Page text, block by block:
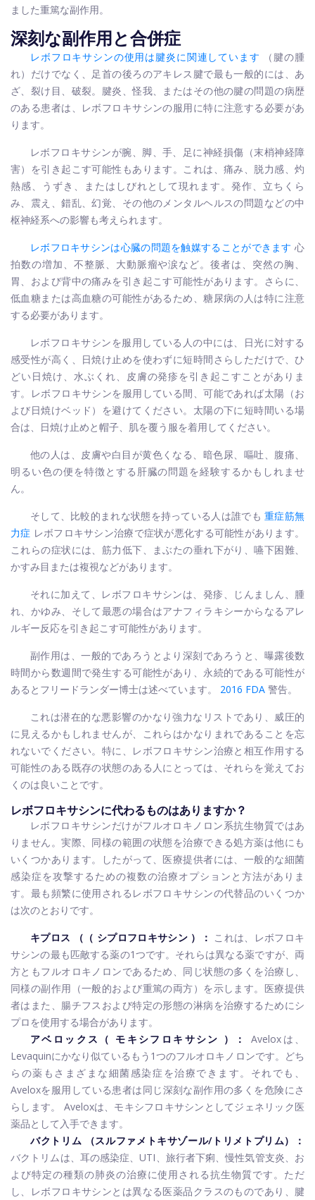
ました重篤な副作用。
深刻な副作用と合併症
レボフロキサシンの使用は腱炎に関連しています
（腱の腫
れ）だけでなく、足首の後ろのアキレス腱で最も一般的には、あ
ざ、裂け目、破裂。腱炎、怪我、またはその他の腱の問題の病歴
のある患者は、レボフロキサシンの服用に特に注意する必要があ
ります。
レボフロキサシンが腕、脚、手、足に神経損傷（末梢神経障
害）を引き起こす可能性もあります。これは、痛み、脱力感、灼
熱感、うずき、またはしびれとして現れます。発作、立ちくら
み、震え、錯乱、幻覚、その他のメンタルヘルスの問題などの中
枢神経系への影響も考えられます。
レボフロキサシンは心臓の問題を触媒することができます 心
拍数の増加、不整脈、大動脈瘤や涙など。後者は、突然の胸、
胃、および背中の痛みを引き起こす可能性があります。さらに、
低血糖または高血糖の可能性があるため、糖尿病の人は特に注意
する必要があります。
レボフロキサシンを服用している人の中には、日光に対する
感受性が高く、日焼け止めを使わずに短時間さらしただけで、ひ
どい日焼け、水ぶくれ、皮膚の発疹を引き起こすことがありま
す。レボフロキサシンを服用している間、可能であれば太陽（お
よび日焼けベッド）を避けてください。太陽の下に短時間いる場
合は、日焼け止めと帽子、肌を覆う服を着用してください。
他の人は、皮膚や白目が黄色くなる、暗色尿、嘔吐、腹痛、
明るい色の便を特徴とする肝臓の問題を経験するかもしれませ
ん。
そして、比較的まれな状態を持っている人は誰でも 重症筋無
力症 レボフロキサシン治療で症状が悪化する可能性があります。
これらの症状には、筋力低下、まぶたの垂れ下がり、嚥下困難、
かすみ目または複視などがあります。
それに加えて、レボフロキサシンは、発疹、じんましん、腫
れ、かゆみ、そして最悪の場合はアナフィラキシーからなるアレ
ルギー反応を引き起こす可能性があります。
副作用は、一般的であろうとより深刻であろうと、曝露後数
時間から数週間で発生する可能性があり、永続的である可能性が
あるとフリードランダー博士は述べています。
2016 FDA 警告。
これは潜在的な悪影響のかなり強力なリストであり、威圧的
に見えるかもしれませんが、これらはかなりまれであることを忘
れないでください。特に、レボフロキサシン治療と相互作用する
可能性のある既存の状態のある人にとっては、それらを覚えてお
くのは良いことです。
レボフロキサシンに代わるものはありますか？
レボフロキサシンだけがフルオロキノロン系抗生物質ではあ
りません。実際、同様の範囲の状態を治療できる処方薬は他にも
いくつかあります。したがって、医療提供者には、一般的な細菌
感染症を攻撃するための複数の治療オプションと方法がありま
す。最も頻繁に使用されるレボフロキサシンの代替品のいくつか
は次のとおりです。
キプロス （（ シプロフロキサシン ）： これは、レボフロキ
サシンの最も匹敵する薬の1つです。それらは異なる薬ですが、両
方ともフルオロキノロンであるため、同じ状態の多くを治療し、
同様の副作用（一般的および重篤の両方）を示します。医療提供
者はまた、腸チフスおよび特定の形態の淋病を治療するためにシ
プロを使用する場合があります。
アベロックス（ モキシフロキサシン ）：
Aveloxは、
Levaquinにかなり似ているもう1つのフルオロキノロンです。どち
らの薬もさまざまな細菌感染症を治療できます。それでも、
Aveloxを服用している患者は同じ深刻な副作用の多くを危険にさ
らします。 Aveloxは、モキシフロキサシンとしてジェネリック医
薬品として入手できます。
バクトリム
（スルファメトキサゾール/トリメトプリム）：
バクトリムは、耳の感染症、UTI、旅行者下痢、慢性気管支炎、お
よび特定の種類の肺炎の治療に使用される抗生物質です。ただ
し、レボフロキサシンとは異なる医薬品クラスのものであり、腱